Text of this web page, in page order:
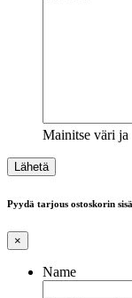
Mainitse väri ja
Pyydä tarjous ostoskorin
×
Name